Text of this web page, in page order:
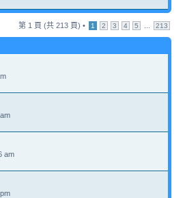
第 1 頁 (共 213 頁) • 1 2 3 4 5 213
am